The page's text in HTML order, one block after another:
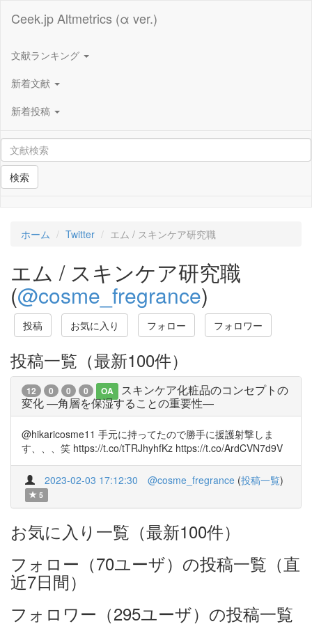
Ceek.jp Altmetrics (α ver.)
文献ランキング
新着文献
新着投稿
検索
ホーム Twitter エム / スキンケア研究職
エム / スキンケア研究職
(@cosme_fregrance)
投稿 お気に入り フォロー フォロワー
投稿一覧（最新100件）
12 0 0 0 OA
スキンケア化粧品のコンセプトの
変化 —角層を保湿することの重要性—
@hikaricosme11 手元に持ってたので勝手に援護射撃しま
す、、、笑 https://t.co/tTRJhyhfKz https://t.co/ArdCVN7d9V
2023-02-03 17:12:30 @cosme_fregrance (投稿一覧)
5
お気に入り一覧（最新100件）
フォロー（70ユーザ）の投稿一覧（直
近7日間）
フォロワー（295ユーザ）の投稿一覧